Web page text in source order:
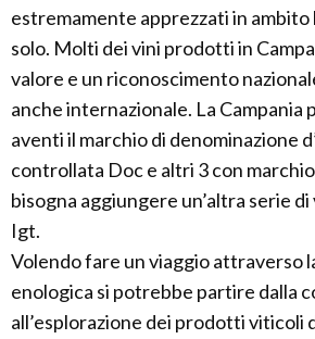
estremamente apprezzati in ambito
solo. Molti dei vini prodotti in
valore e un riconoscimento
anche internazionale. La Campania
aventi il marchio di denominazione
controllata Doc e altri 3 con
bisogna aggiungere un’altra serie
Igt.
Volendo fare un viaggio attraverso
enologica si potrebbe partire dalla
all’esplorazione dei prodotti viticoli